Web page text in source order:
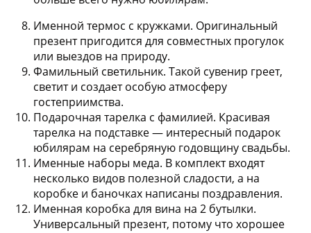
Именной термос с кружками. Оригинальный
презент пригодится для совместных прогулок
или выездов на природу.
Фамильный светильник. Такой сувенир греет,
светит и создает особую атмосферу
гостеприимства.
Подарочная тарелка с фамилией. Красивая
тарелка на подставке — интересный подарок
юбилярам на серебряную годовщину свадьбы.
Именные наборы меда. В комплект входят
несколько видов полезной сладости, а на
коробке и баночках написаны поздравления.
Именная коробка для вина на 2 бутылки.
Универсальный презент, потому что хорошее